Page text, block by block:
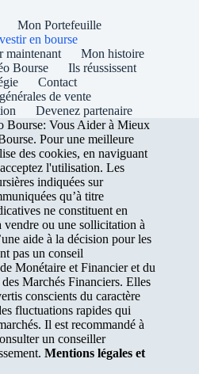
Mon Portefeuille
en bourse
maintenant
Mon histoire
Bourse
Ils réussissent
Contact
de vente
Devenez partenaire
Bourse: Vous Aider à Mieux
Pour une meilleure
des cookies, en naviguant
l'utilisation. Les
indiquées sur
qu’à titre
ne constituent en
vendre ou une sollicitation à
aide à la décision pour les
pas un conseil
Monétaire et Financier et du
Marchés Financiers. Elles
conscients du caractère
fluctuations rapides qui
Il est recommandé à
un conseiller
Mentions légales et